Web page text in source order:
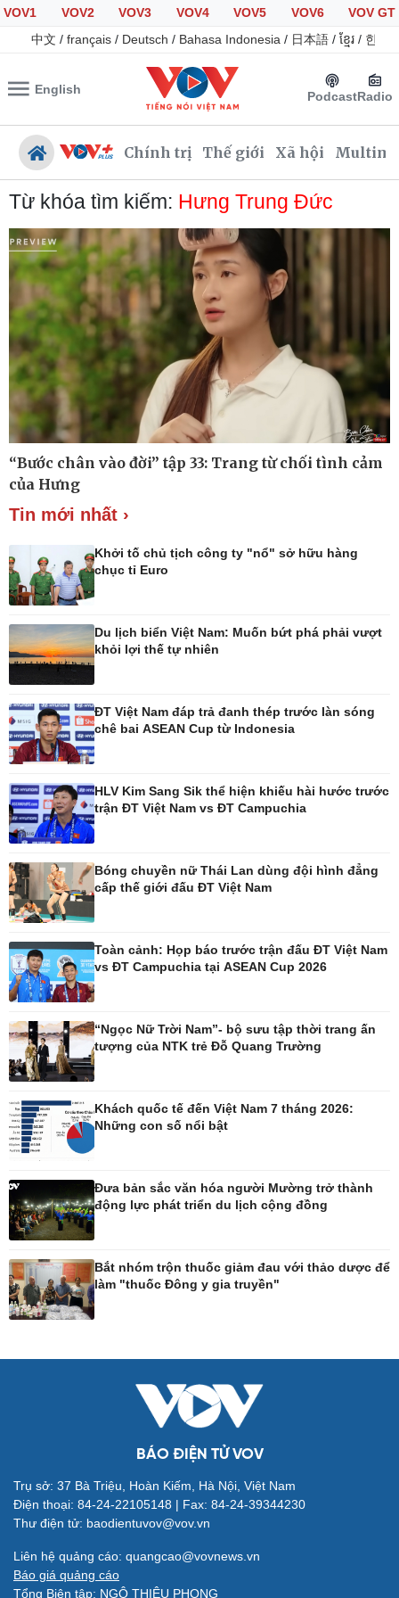
VOV1 VOV2 VOV3 VOV4 VOV5 VOV6
VOV GT
中文 / français / Deutsch / Bahasa Indonesia / 日本語 / ខ្មែរ / 한국
English PodcastRadio
Chính trị Thế giới Xã hội
Chính trị
Đảng
Tổ chức nhân sự
Quốc hội
Nhận diện sự thật
Xã hội
Tin 24h
Giáo dục
Dự báo thời tiết
Dấu ấn VOV
Việc làm
Biển đảo
Thế giới
Quan sát
Cuộc sống đó đây
Multimedia
Infographic
Kinh tế
Bất động sản
Khởi nghiệp
Thị trường
Tỷ giá
Chứng khoán
Pháp luật
Vụ án
Tin nóng
Tư vấn luật
Bóng đá quốc tế
Bóng đá Việt Nam
eSports
Hậu trường
Ô tô - Xe máy
Xe máy
Tư vấn
Doanh nghiệp 24h
Doanh nhân
Công nghệ
Sành điệu
Tin Công nghệ
Trải nghiệm
Chuyển đổi số
Dinh dưỡng - món ngon
Cây thuốc
Làm đẹp - giảm cân
Ăn sạch sống khỏe
Đời sống
Nhà đẹp
Blog
Văn hóa
Âm nhạc
Từ khóa tìm kiếm: Hưng Trung Đức
“Bước chân vào đời” tập 33: Trang từ chối tình cảm
của Hưng
Tin mới nhất ›
Khởi tố chủ tịch công ty "nổ" sở hữu hàng
chục tỉ Euro
Du lịch biển Việt Nam: Muốn bứt phá phải vượt
khỏi lợi thế tự nhiên
ĐT Việt Nam đáp trả đanh thép trước làn sóng
chê bai ASEAN Cup từ Indonesia
HLV Kim Sang Sik thể hiện khiếu hài hước trước
trận ĐT Việt Nam vs ĐT Campuchia
Bóng chuyền nữ Thái Lan dùng đội hình đẳng
cấp thế giới đấu ĐT Việt Nam
Toàn cảnh: Họp báo trước trận đấu ĐT Việt Nam
vs ĐT Campuchia tại ASEAN Cup 2026
“Ngọc Nữ Trời Nam”- bộ sưu tập thời trang ấn
tượng của NTK trẻ Đỗ Quang Trường
Khách quốc tế đến Việt Nam 7 tháng 2026:
Những con số nổi bật
Đưa bản sắc văn hóa người Mường trở thành
động lực phát triển du lịch cộng đồng
Bắt nhóm trộn thuốc giảm đau với thảo dược để
làm "thuốc Đông y gia truyền"
BÁO ĐIỆN TỬ VOV
Trụ sở: 37 Bà Triệu, Hoàn Kiếm, Hà Nội, Việt Nam
Điện thoại: 84-24-22105148 | Fax: 84-24-39344230
Thư điện tử: baodientuvov@vov.vn
Liên hệ quảng cáo: quangcao@vovnews.vn
Báo giá quảng cáo
Tổng Biên tập: NGÔ THIỆU PHONG